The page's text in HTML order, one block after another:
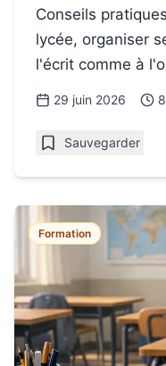
Conseils
lycée, organiser
l'écrit comme à
29 juin 2026
Sauvegarder
Formation